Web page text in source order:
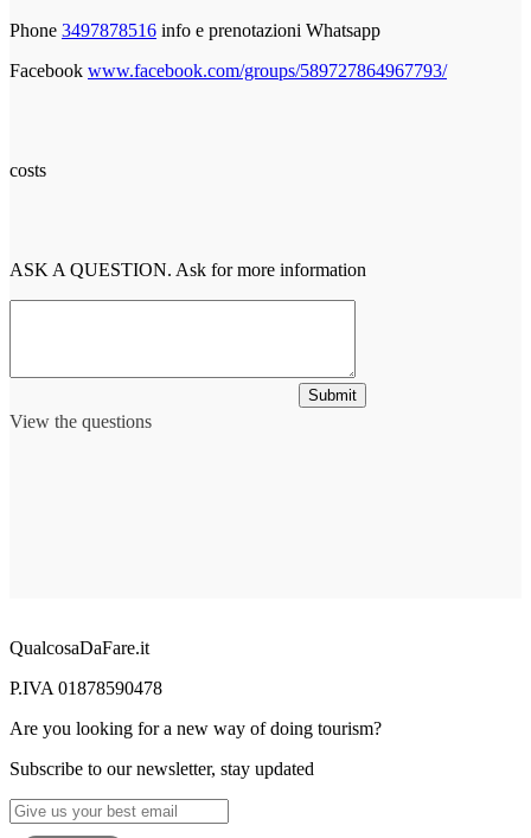
Phone 3497878516 info e prenotazioni Whatsapp
Facebook www.facebook.com/groups/589727864967793/
costs
ASK A QUESTION. Ask for more information
View the questions
Submit
QualcosaDaFare.it
P.IVA 01878590478
Are you looking for a new way of doing tourism?
Subscribe to our newsletter, stay updated